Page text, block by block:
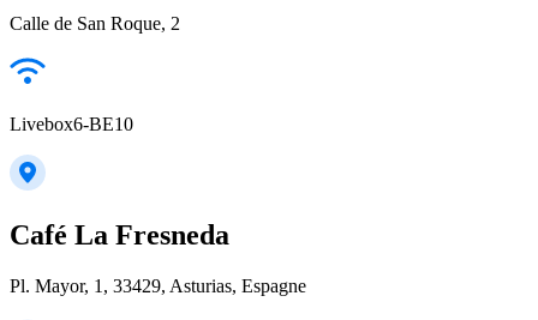
Calle de San Roque, 2
Livebox6-BE10
Café La Fresneda
Pl. Mayor, 1, 33429, Asturias, Espagne